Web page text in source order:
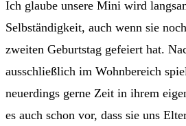
Ich glaube unsere Mini wird
Selbständigkeit, auch wenn sie
zweiten Geburtstag gefeiert hat.
ausschließlich im Wohnbereich
neuerdings gerne Zeit in ihrem
es auch schon vor, dass sie uns